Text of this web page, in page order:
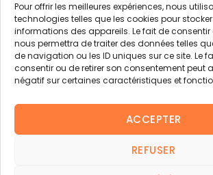
Pour offrir les meilleures expériences, nous
technologies telles que les cookies pour
informations des appareils. Le fait de
nous permettra de traiter des données telles
de navigation ou les ID uniques sur ce site. Le
consentir ou de retirer son consentement peut
négatif sur certaines caractéristiques et
ACCEPTER
REFUSER
Autres
Économie locale
Agriculture
Filière bois
Environnement
Aides aux entreprises
Aides aux associations
Actualités
FAQ